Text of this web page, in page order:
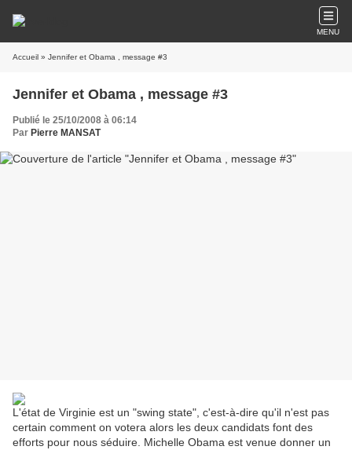
MENU
Accueil » Jennifer et Obama , message #3
Jennifer et Obama , message #3
Publié le 25/10/2008 à 06:14
Par Pierre MANSAT
L'état de Virginie est un "swing state", c'est-à-dire qu'il n'est pas
certain comment on votera alors les deux candidats font des
efforts pour nous séduire. Michelle Obama est venue donner un